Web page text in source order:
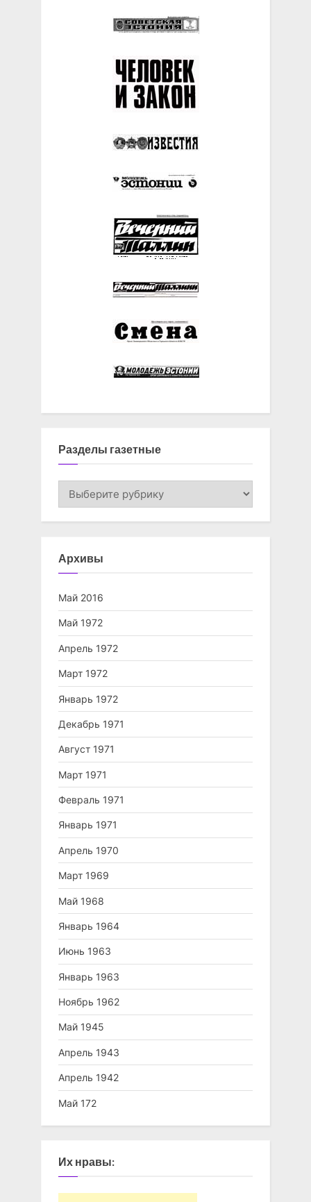
Разделы газетные
Разделы
Архивы
Май 2016
Май 1972
Апрель 1972
Март 1972
Январь 1972
Декабрь 1971
Август 1971
Март 1971
Февраль 1971
Январь 1971
Апрель 1970
Март 1969
Май 1968
Январь 1964
Июнь 1963
Январь 1963
Ноябрь 1962
Май 1945
Апрель 1943
Апрель 1942
Май 172
Их нравы: